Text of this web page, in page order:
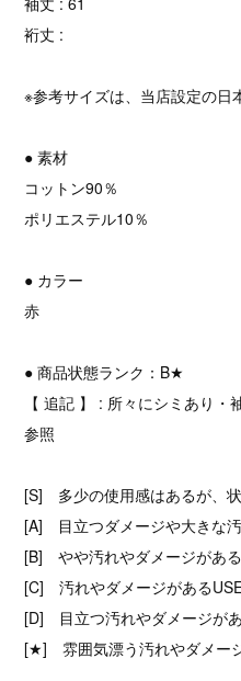
裄丈 :
※参考サイズは、当店設定の日
● 素材
コットン90％
ポリエステル10％
● カラー
赤
● 商品状態ランク：B★
【 追記 】 : 所々にシミあり
参照
[S] 多少の使用感はあるが、
[A] 目立つダメージや大きな
[B] やや汚れやダメージがあ
[C] 汚れやダメージがある
[D] 目立つ汚れやダメージが
[★] 雰囲気漂う汚れやダメー